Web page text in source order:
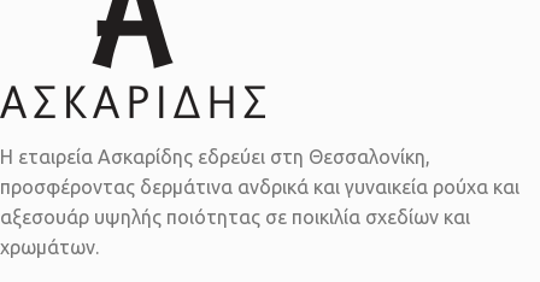
Η εταιρεία Ασκαρίδης εδρεύει στη Θεσσαλονίκη,
προσφέροντας δερμάτινα ανδρικά και γυναικεία ρούχα και
αξεσουάρ υψηλής ποιότητας σε ποικιλία σχεδίων και
χρωμάτων.